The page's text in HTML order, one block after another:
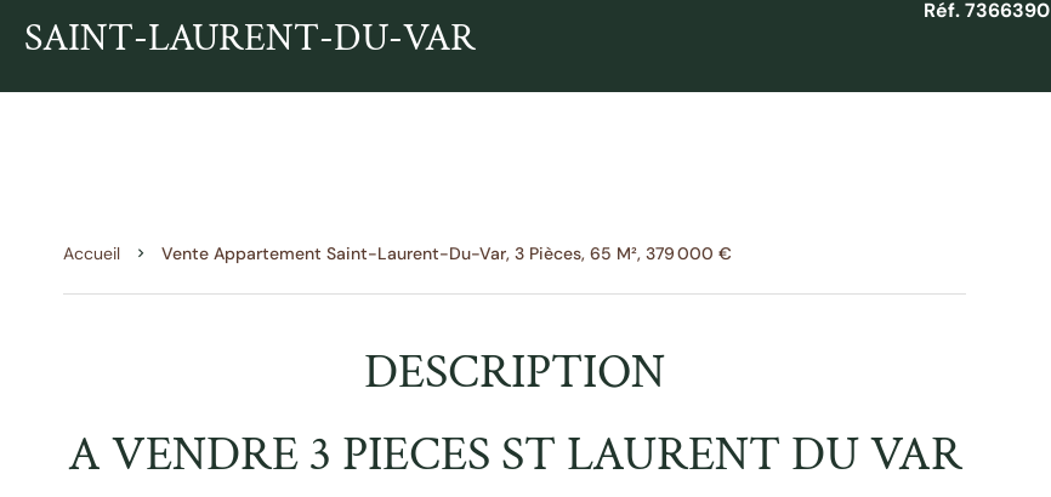
SAINT-LAURENT-DU-VAR
Réf. 7366390
Accueil Vente Appartement Saint-Laurent-Du-Var, 3 Pièces, 65 M², 379 000 €
DESCRIPTION
A VENDRE 3 PIECES ST LAURENT DU VAR